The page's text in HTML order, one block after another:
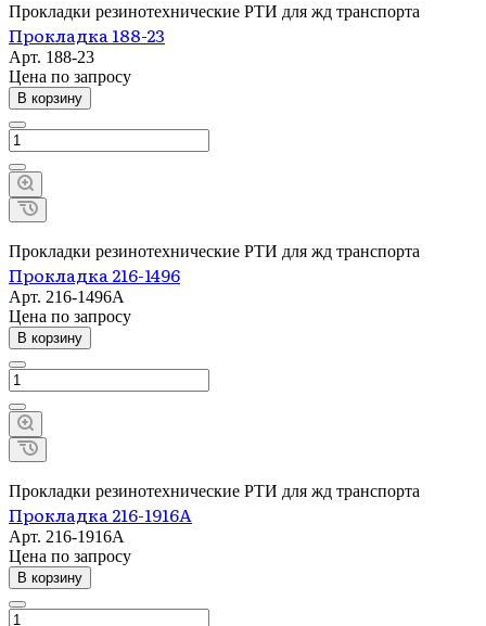
Прокладки резинотехнические РТИ для жд транспорта
Прокладка 188-23
Арт. 188-23
Цена по запросу
В корзину
Прокладки резинотехнические РТИ для жд транспорта
Прокладка 216-1496
Арт. 216-1496А
Цена по запросу
В корзину
Прокладки резинотехнические РТИ для жд транспорта
Прокладка 216-1916А
Арт. 216-1916А
Цена по запросу
В корзину